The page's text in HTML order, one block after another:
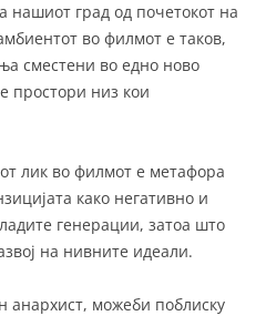
нашиот град од почетокот на
во филмот е таков,
сместени во едно ново
простори низ кои
лик во филмот е метафора
како негативно и
генерации, затоа што
на нивните идеали.
анархист, можеби поблиску